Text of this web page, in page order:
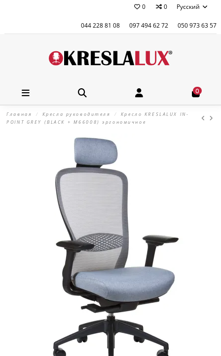
0 0 Русский
044 228 81 08 097 494 62 72 050 973 63 57
0
Главная Кресла руководителя
Кресло KRESLALUX IN-
POINT GREY (BLACK + M66008) эргономичное